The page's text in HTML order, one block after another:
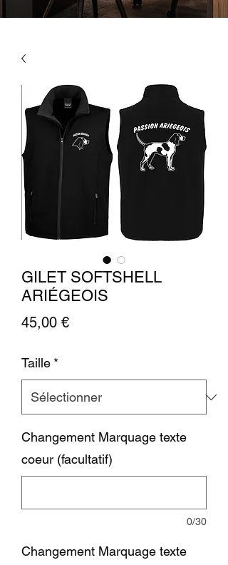
GILET SOFTSHELL
ARIÉGEOIS
45,00 €Prix
Taille *
Changement Marquage texte
coeur (facultatif)
0/30
Changement Marquage texte